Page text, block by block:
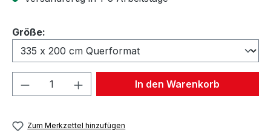
Größe:
Produkt Anzahl: Gib denIn den Warenkorb
Zum Merkzettel hinzufügen